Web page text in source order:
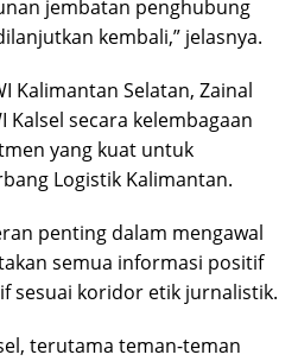
jembatan penghubung
kembali,” jelasnya.
Kalimantan Selatan, Zainal
Kalsel secara kelembagaan
yang kuat untuk
Logistik Kalimantan.
penting dalam mengawal
semua informasi positif
sesuai koridor etik jurnalistik.
terutama teman-teman